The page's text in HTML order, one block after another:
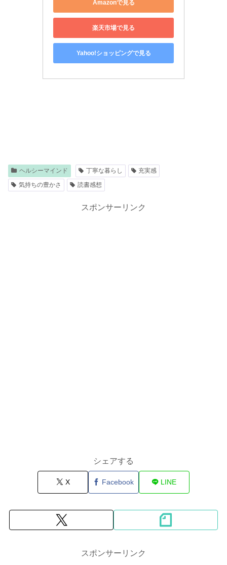
Amazonで見る
楽天市場で見る
Yahoo!ショッピングで見る
ヘルシーマインド 丁寧な暮らし
充実感
気持ちの豊かさ
読書感想
スポンサーリンク
シェアする
X Facebook LINE
スポンサーリンク